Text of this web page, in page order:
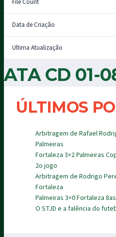
File Count
Data de Criação
Ultima Atualização
ATA CD 01-
ÚLTIMOS
Arbitragem de Rafael
Palmeiras
Fortaleza 3×2 Palmeiras
2o jogo
Arbitragem de Rodrigo
Fortaleza
Palmeiras 3×0 Fortaleza
O STJD e a falência do